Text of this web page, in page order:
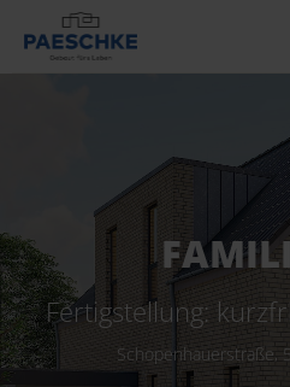
Fertigstellung:
Schopenhauerstraße,